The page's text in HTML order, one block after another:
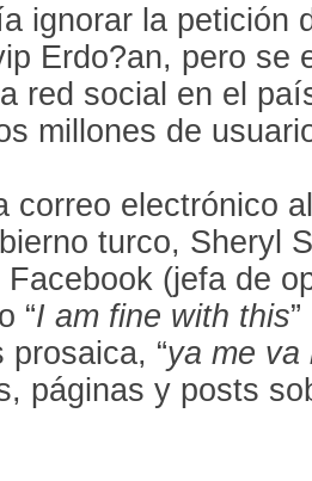
ignorar la petición
Erdo?an, pero se
red social en el
millones de
correo electrónico
turco, Sheryl
(jefa de
“I am fine with this”
prosaica, “ya me va
páginas y posts